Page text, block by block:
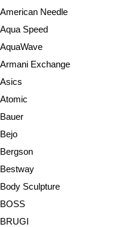
American Needle
Aqua Speed
AquaWave
Armani Exchange
Asics
Atomic
Bauer
Bejo
Bergson
Bestway
Body Sculpture
BOSS
BRUGI